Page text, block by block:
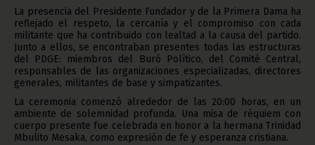
La presencia del Presidente Fundador y de la Primera Dama ha
reflejado el respeto, la cercanía y el compromiso con cada
militante que ha contribuido con lealtad a la causa del partido.
Junto a ellos, se encontraban presentes todas las estructuras
del PDGE: miembros del Buró Político, del Comité Central,
responsables de las organizaciones especializadas, directores
generales, militantes de base y simpatizantes.
La ceremonia comenzó alrededor de las 20:00 horas, en un
ambiente de solemnidad profunda. Una misa de réquiem con
cuerpo presente fue celebrada en honor a la hermana Trinidad
Mbulito Mesaka, como expresión de fe y esperanza cristiana.